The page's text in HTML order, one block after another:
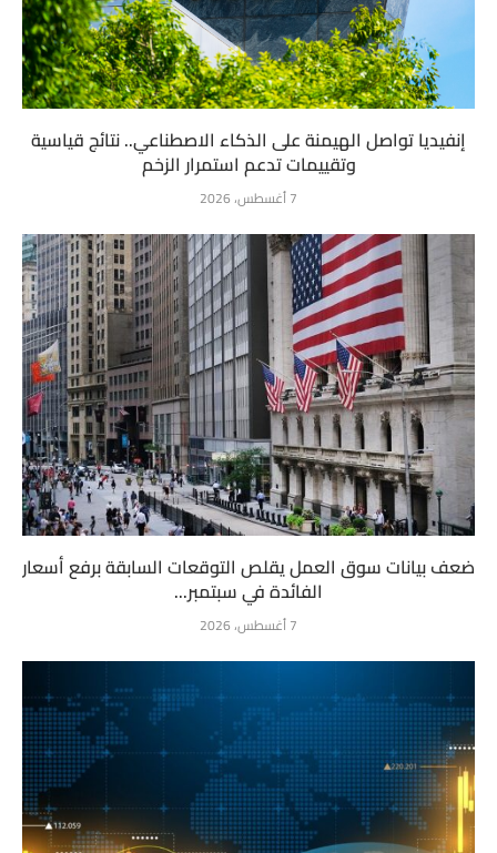
إنفيديا تواصل الهيمنة على الذكاء الاصطناعي.. نتائج قياسية
وتقييمات تدعم استمرار الزخم
7 أغسطس، 2026
ضعف بيانات سوق العمل يقلص التوقعات السابقة برفع أسعار
الفائدة في سبتمبر...
7 أغسطس، 2026